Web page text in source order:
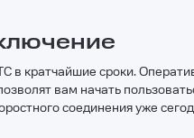
в кратчайшие сроки.
вам начать
соединения уже